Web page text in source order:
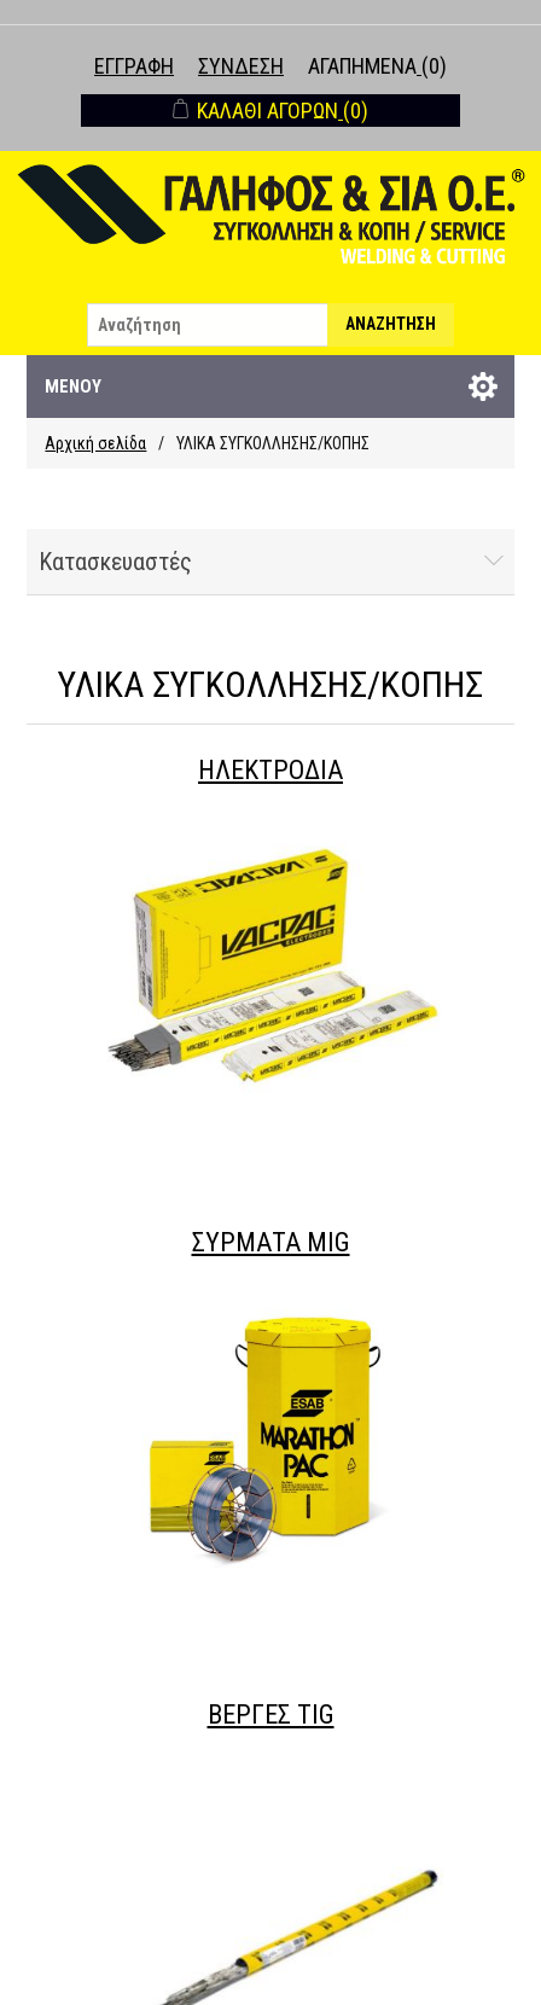
ΕΓΓΡΑΦΉ ΣΎΝΔΕΣΗ ΑΓΑΠΗΜΈΝΑ (0)
ΚΑΛΆΘΙ ΑΓΟΡΏΝ (0)
ΑΝΑΖΉΤΗΣΗ
ΜΕΝΟΎ
Αρχική σελίδα / ΥΛΙΚΑ ΣΥΓΚΟΛΛΗΣΗΣ/ΚΟΠΗΣ
Κατασκευαστές
ΥΛΙΚΑ ΣΥΓΚΟΛΛΗΣΗΣ/ΚΟΠΗΣ
ΗΛΕΚΤΡΟΔΙΑ
ΣΥΡΜΑΤΑ ΜΙG
ΒΕΡΓΕΣ ΤΙG